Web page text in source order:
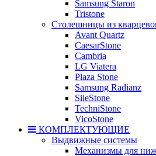
Samsung Staron
Tristone
Столешницы из
Avant Quartz
CaesarStone
Cambria
LG Viatera
Plaza Stone
Samsung Radianz
SileStone
TechniStone
VicoStone
КОМПЛЕКТУЮЩИЕ
Выдвижные системы
Механизмы для